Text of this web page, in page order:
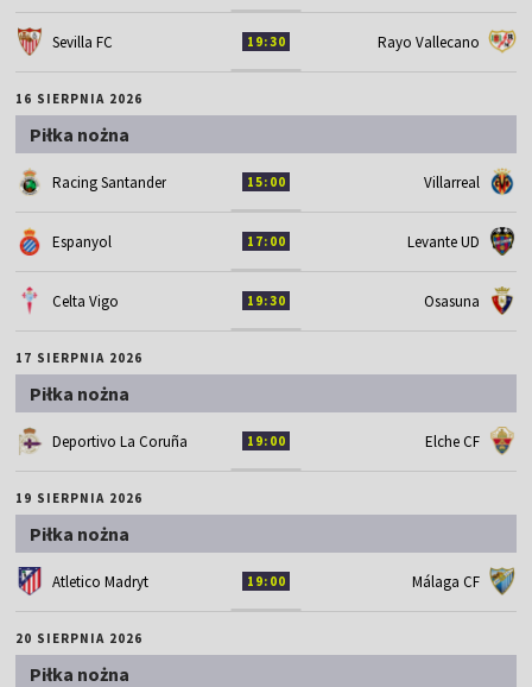
Sevilla FC 19:30 Rayo Vallecano
16 SIERPNIA 2026
Piłka nożna
Racing Santander 15:00 Villarreal
Espanyol 17:00 Levante UD
Celta Vigo 19:30 Osasuna
17 SIERPNIA 2026
Piłka nożna
Deportivo La Coruña 19:00 Elche CF
19 SIERPNIA 2026
Piłka nożna
Atletico Madryt 19:00 Málaga CF
20 SIERPNIA 2026
Piłka nożna